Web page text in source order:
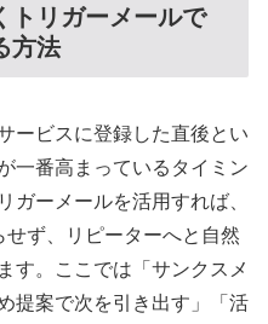
トリガーメールで
方法
ービスに登録した直後とい
一番高まっているタイミン
ガーメールを活用すれば、
ず、リピーターへと自然
す。ここでは「サンクスメ
提案で次を引き出す」「活